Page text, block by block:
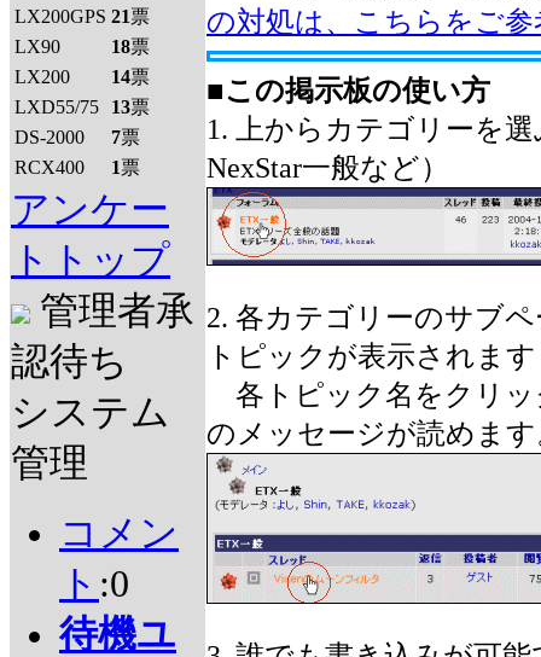
LX200GPS 21票
LX90
18票
LX200
14票
LXD55/75
13票
DS-2000
7票
RCX400
1票
アンケー
トトップ
管理者承
認待ち
システム
管理
コメン
ト :0
待機ユ
の対処は、こちらをご
■この掲示板の使い方
1. 上からカテゴリーを
NexStar一般など）
2. 各カテゴリーのサブ
トピックが表示されます
各トピック名をクリッ
のメッセージが読めま